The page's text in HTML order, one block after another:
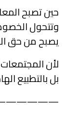
حين تصبح
وتتحول
يصبح من حق
لأن المجتمعات
بل بالتطبيع